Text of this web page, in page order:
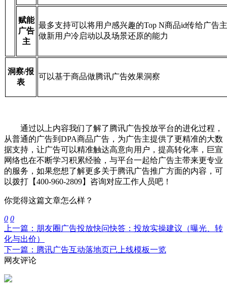
赋能
广告
主
最多支持可以将用户感兴趣的Top N商品id传给广告
做新用户冷启动以及场景还原的能力
洞察/报
表
可以基于商品做腾讯广告效果洞察
通过以上内容我们了解了腾讯广告投放平台的进化过程，
从普通的广告到DPA商品广告，为广告主提供了更精准的大数
据支持，让广告可以精准触达高意向用户，提高转化率，巨宣
网络也在不断学习积累经验，与平台一起给广告主带来更专业
的服务，如果您想了解更多关于腾讯广告推广方面的内容，可
以拨打【400-960-2809】咨询对应工作人员吧！
你觉得这篇文章怎么样？
0 0
上一篇：朋友圈广告投放快问快答：投放实操建议（曝光、转
化与出价）
下一篇：腾讯广告互动落地页已上线模板一览
网友评论